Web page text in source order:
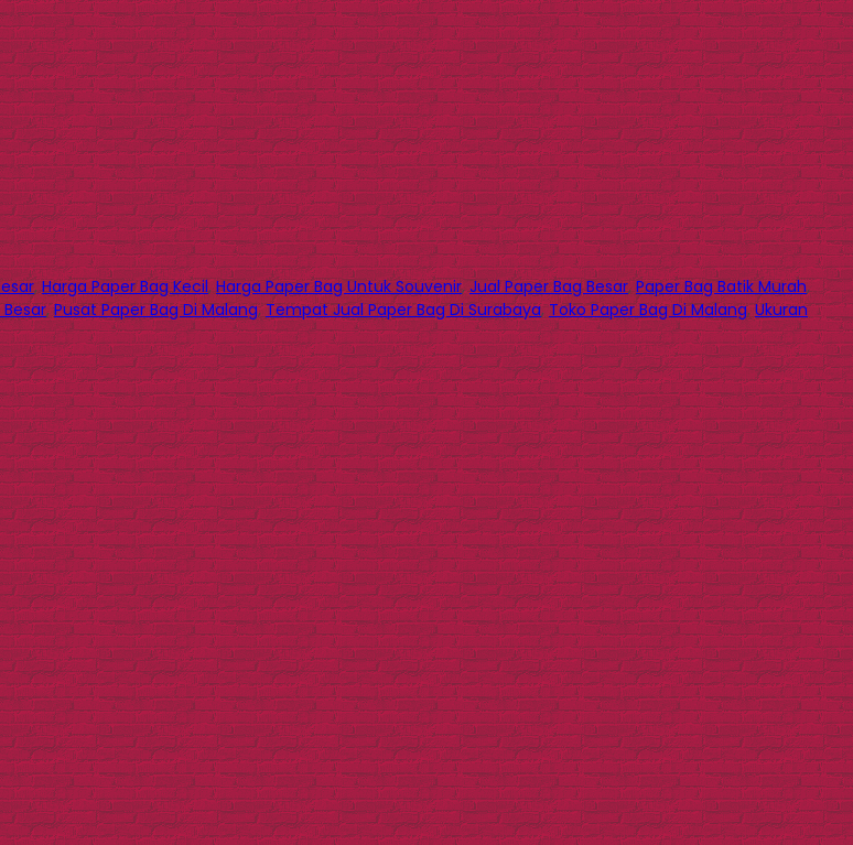
,Harga Paper Bag Kecil,Harga Paper Bag Untuk Souvenir,Jual Paper Bag Besar,Paper Bag Batik Murah,
,Pusat Paper Bag Di Malang,Tempat Jual Paper Bag Di Surabaya,Toko Paper Bag Di Malang,Ukuran